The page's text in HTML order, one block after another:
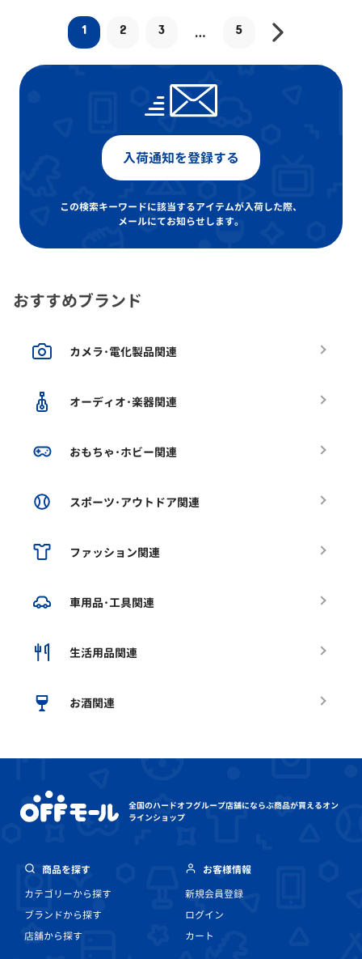
1 2 3 … 5
入荷通知を登録する
この検索キーワードに該当するアイテムが入荷した際、
メールにてお知らせします。
おすすめブランド
カメラ･電化製品関連
オーディオ･楽器関連
おもちゃ･ホビー関連
スポーツ･アウトドア関連
ファッション関連
車用品･工具関連
生活用品関連
お酒関連
全国のハードオフグループ店舗にならぶ商品が買えるオン
ラインショップ
商品を探す
カテゴリーから探す
ブランドから探す
店舗から探す
お客様情報
新規会員登録
ログイン
カート